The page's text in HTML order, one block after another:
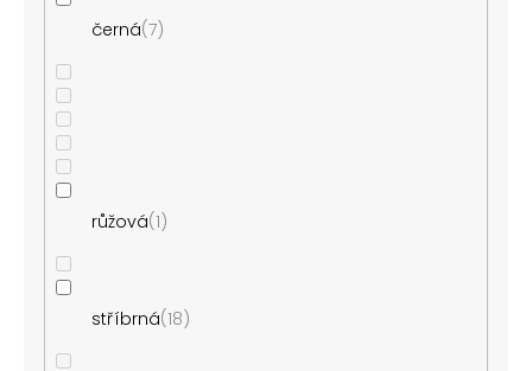
černá 7
růžová 1
stříbrná 18